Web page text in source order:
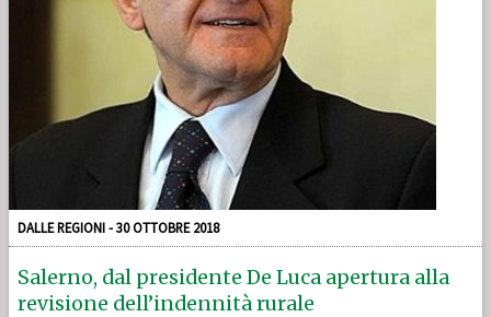
DALLE REGIONI - 30 OTTOBRE 2018
Salerno, dal presidente De Luca apertura alla
revisione dell’indennità rurale